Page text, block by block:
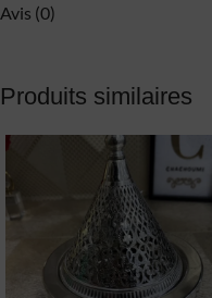
Avis (0)
Produits similaires